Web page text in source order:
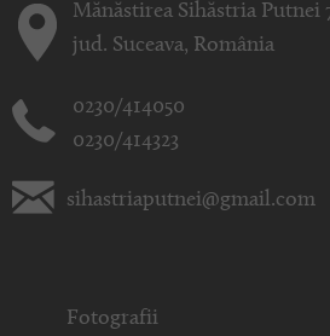
Mănăstirea Sihăstria Putnei
jud. Suceava, România
0230/414050
0230/414323
sihastriaputnei@gmail.com
Fotografii